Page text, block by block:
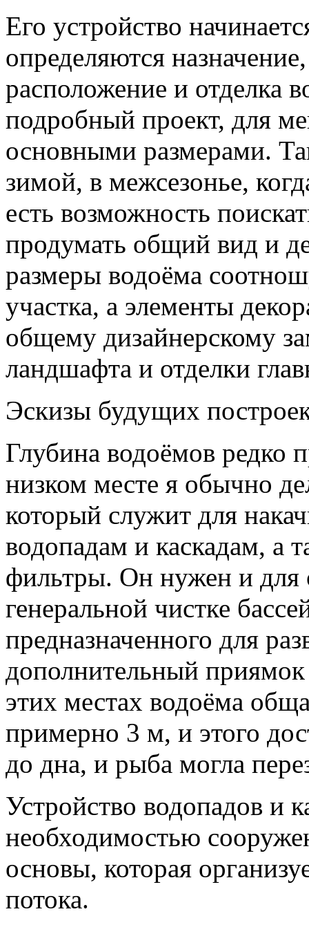
Его устройство
определяются
расположение и отделка
подробный проект, для
основными размерами.
зимой, в межсезонье,
есть возможность
продумать общий вид и
размеры водоёма
участка, а элементы
общему дизайнерскому
ландшафта и отделки
Эскизы будущих
Глубина водоёмов
низком месте я обычно
который служит для
водопадам и каскадам, а
фильтры. Он нужен и для
генеральной чистке
предназначенного для
дополнительный
этих местах водоёма
примерно 3 м, и этого
до дна, и рыба могла
Устройство водопадов и
необходимостью
основы, которая
потока.